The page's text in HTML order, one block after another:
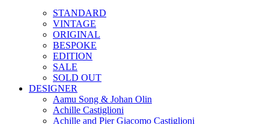
STANDARD
VINTAGE
ORIGINAL
BESPOKE
EDITION
SALE
SOLD OUT
DESIGNER
Aamu Song & Johan Olin
Achille Castiglioni
Achille and Pier Giacomo Castiglioni